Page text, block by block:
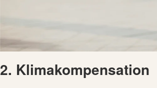
2. Klimakompensation